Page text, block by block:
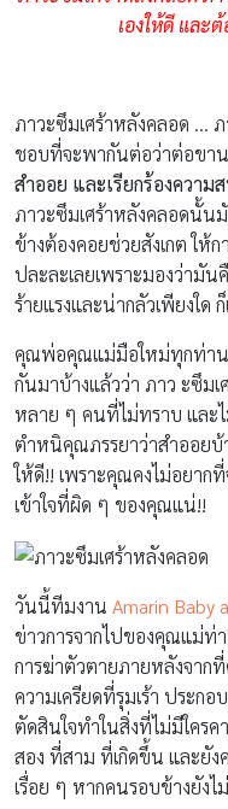
เองให้ดี และ
ภาวะซึมเศร้าหลังคลอด …
ชอบที่จะพากันต่อว่าต่อขา
สำออย และเรียกร้องความ
ภาวะซึมเศร้าหลังคลอดนั้น
ข้างต้องคอยช่วยสังเกต ให้
ปละละเลยเพราะมองว่ามัน
ร้ายแรงและน่ากลัวเพียงใด
คุณพ่อคุณแม่มือใหม่ทุกท่า
กันมาบ้างแล้วว่า ภาว ะซึม
หลาย ๆ คนที่ไม่ทราบ และ
ตำหนิคุณภรรยาว่าสำออยบ้
ให้ดี!! เพราะคุณคงไม่อยาก
เข้าใจที่ผิด ๆ ของคุณแน่!!
วันนี้ทีมงาน Amarin Baby
ข่าวการจากไปของคุณแม่ท่
การฆ่าตัวตายภายหลังจาก
ความเครียดที่รุมเร้า ประกอ
ตัดสินใจทำในสิ่งที่ไม่มีใคร
สอง ที่สาม ที่เกิดขึ้น และยัง
เรื่อย ๆ หากคนรอบข้างยัง